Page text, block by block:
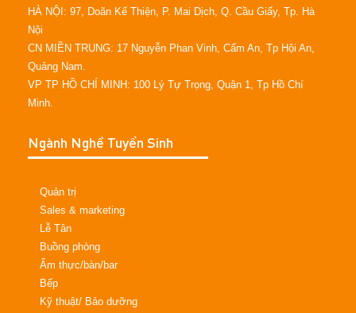
HÀ NỘI: 97, Doãn Kế Thiện, P. Mai Dịch, Q. Cầu Giấy, Tp. Hà
Nội
CN MIỀN TRUNG: 17 Nguyễn Phan Vinh, Cẩm An, Tp Hội An,
Quảng Nam.
VP TP HỒ CHÍ MINH: 100 Lý Tự Trọng, Quận 1, Tp Hồ Chí
Minh.
Ngành Nghề Tuyển Sinh
Quản trị
Sales & marketing
Lễ Tân
Buồng phòng
Ẩm thực/bàn/bar
Bếp
Kỹ thuật/ Bảo dưỡng